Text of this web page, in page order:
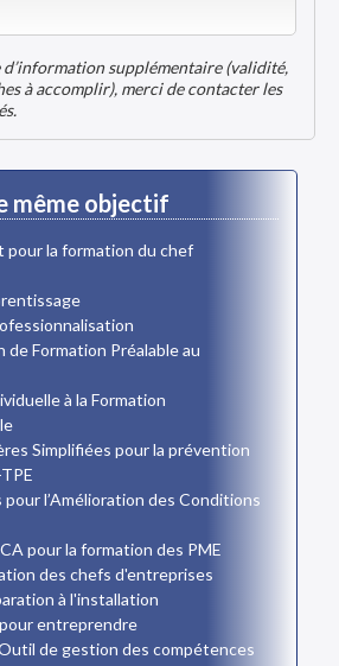
supplémentaire (validité,
à accomplir), merci de contacter les
même objectif
pour la formation du chef
de Formation Préalable au
à la Formation
Simplifiées pour la prévention
pour l’Amélioration des Conditions
pour la formation des PME
des chefs d'entreprises
à l'installation
entreprendre
de gestion des compétences